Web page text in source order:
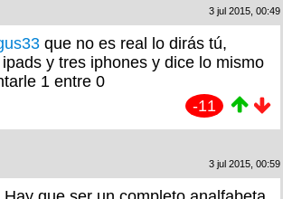
3 jul 2015, 00:49
que no es real lo dirás tú,
y tres iphones y dice lo mismo
1 entre 0
-11
3 jul 2015, 00:59